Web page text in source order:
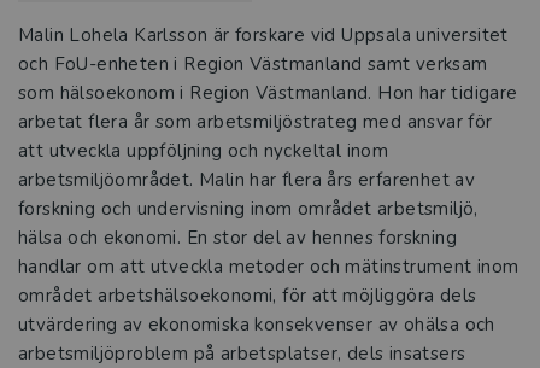
Malin Lohela Karlsson är forskare vid Uppsala universitet
och FoU-enheten i Region Västmanland samt verksam
som hälsoekonom i Region Västmanland. Hon har tidigare
arbetat flera år som arbetsmiljöstrateg med ansvar för
att utveckla uppföljning och nyckeltal inom
arbetsmiljöområdet. Malin har flera års erfarenhet av
forskning och undervisning inom området arbetsmiljö,
hälsa och ekonomi. En stor del av hennes forskning
handlar om att utveckla metoder och mätinstrument inom
området arbetshälsoekonomi, för att möjliggöra dels
utvärdering av ekonomiska konsekvenser av ohälsa och
arbetsmiljöproblem på arbetsplatser, dels insatsers